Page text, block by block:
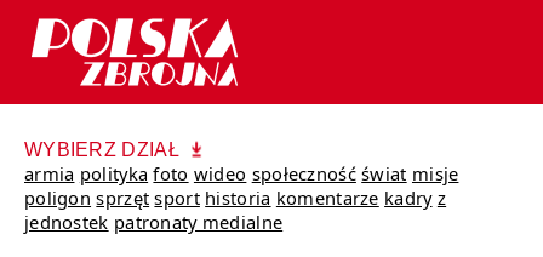
WYBIERZ DZIAŁ
armia polityka foto wideo społeczność świat misje
poligon sprzęt sport historia komentarze kadry z
jednostek patronaty medialne